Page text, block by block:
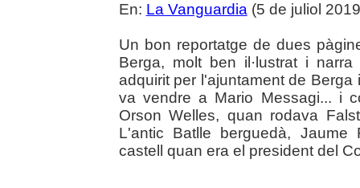
En: La Vanguardia (5 de juliol
Un bon reportatge de dues
Berga, molt ben il·lustrat i
adquirit per l'ajuntament de
va vendre a Mario Messagi... i
Orson Welles, quan rodava
L'antic Batlle berguedà,
castell quan era el president del